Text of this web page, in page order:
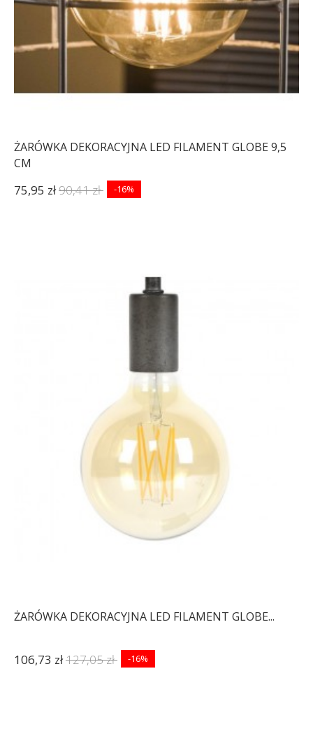
ŻARÓWKA DEKORACYJNA LED FILAMENT GLOBE 9,5
CM
75,95 zł90,41 zł -16%
ŻARÓWKA DEKORACYJNA LED FILAMENT GLOBE...
106,73 zł127,05 zł -16%